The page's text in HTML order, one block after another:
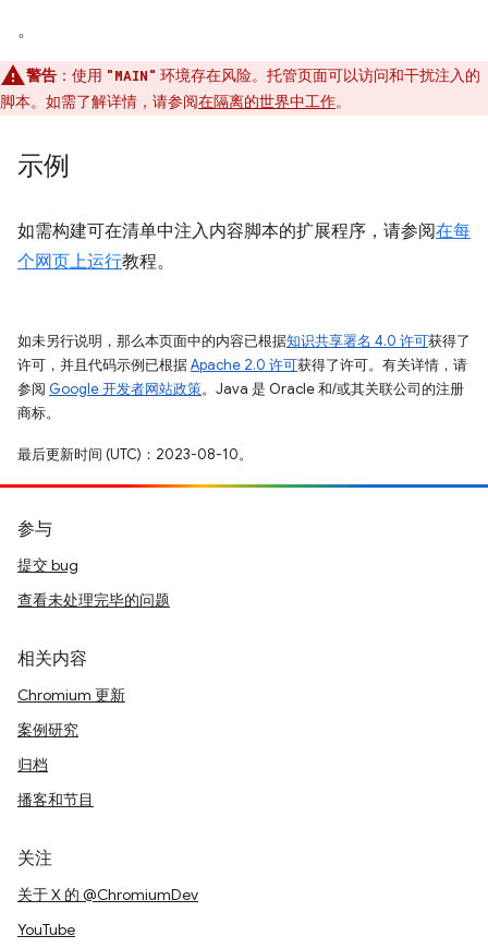
。
警告 ：使用 "MAIN" 环境存在风险。托管页面可以访问和干扰注入的
脚本。如需了解详情，请参阅在隔离的世界中工作。
示例
如需构建可在清单中注入内容脚本的扩展程序，请参阅在每
个网页上运行教程。
如未另行说明，那么本页面中的内容已根据知识共享署名 4.0 许可获得了
许可，并且代码示例已根据Apache 2.0 许可获得了许可。有关详情，请
参阅 Google 开发者网站政策。Java 是 Oracle 和/或其关联公司的注册
商标。
最后更新时间 (UTC)：2023-08-10。
参与
提交 bug
查看未处理完毕的问题
相关内容
Chromium 更新
案例研究
归档
播客和节目
关注
关于 X 的 @ChromiumDev
YouTube